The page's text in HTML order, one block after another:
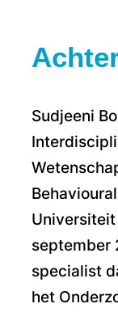
Sudjeeni
september
specialist
het